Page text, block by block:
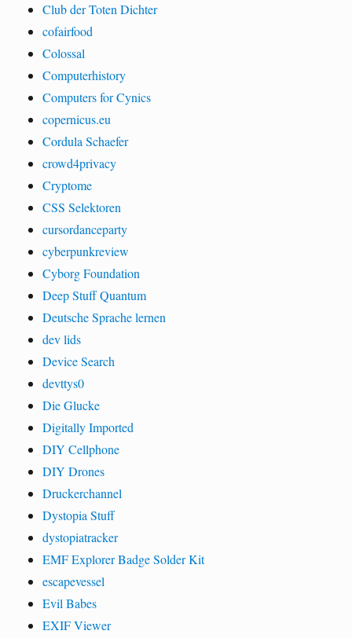
Club der Toten Dichter
cofairfood
Colossal
Computerhistory
Computers for Cynics
copernicus.eu
Cordula Schaefer
crowd4privacy
Cryptome
CSS Selektoren
cursordanceparty
cyberpunkreview
Cyborg Foundation
Deep Stuff Quantum
Deutsche Sprache lernen
dev lids
Device Search
devttys0
Die Glucke
Digitally Imported
DIY Cellphone
DIY Drones
Druckerchannel
Dystopia Stuff
dystopiatracker
EMF Explorer Badge Solder Kit
escapevessel
Evil Babes
EXIF Viewer